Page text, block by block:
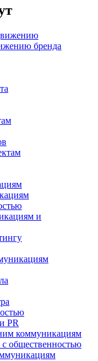
бренда
и
PR
коммуникациям
общественностью